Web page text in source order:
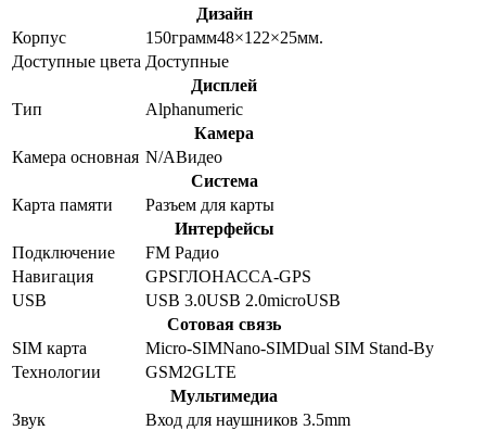
Дизайн
Корпус
150грамм48×122×25мм.
Доступные цвета Доступные
Дисплей
Тип
Alphanumeric
Камера
Камера основная N/AВидео
Система
Карта памяти
Разъем для карты
Интерфейсы
Подключение
FM Радио
Навигация
GPSГЛОНАССA-GPS
USB
USB 3.0USB 2.0microUSB
Сотовая связь
SIM карта
Micro-SIMNano-SIMDual SIM Stand-By
Технологии
GSM2GLTE
Мультимедиа
Звук
Вход для наушников 3.5mm